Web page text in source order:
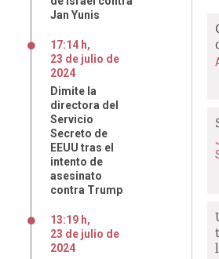
Jan Yunis
17:14 h,
23 de julio de
2024
Dimite la
directora del
Servicio
Secreto de
EEUU tras el
intento de
asesinato
contra Trump
13:19 h,
23 de julio de
2024